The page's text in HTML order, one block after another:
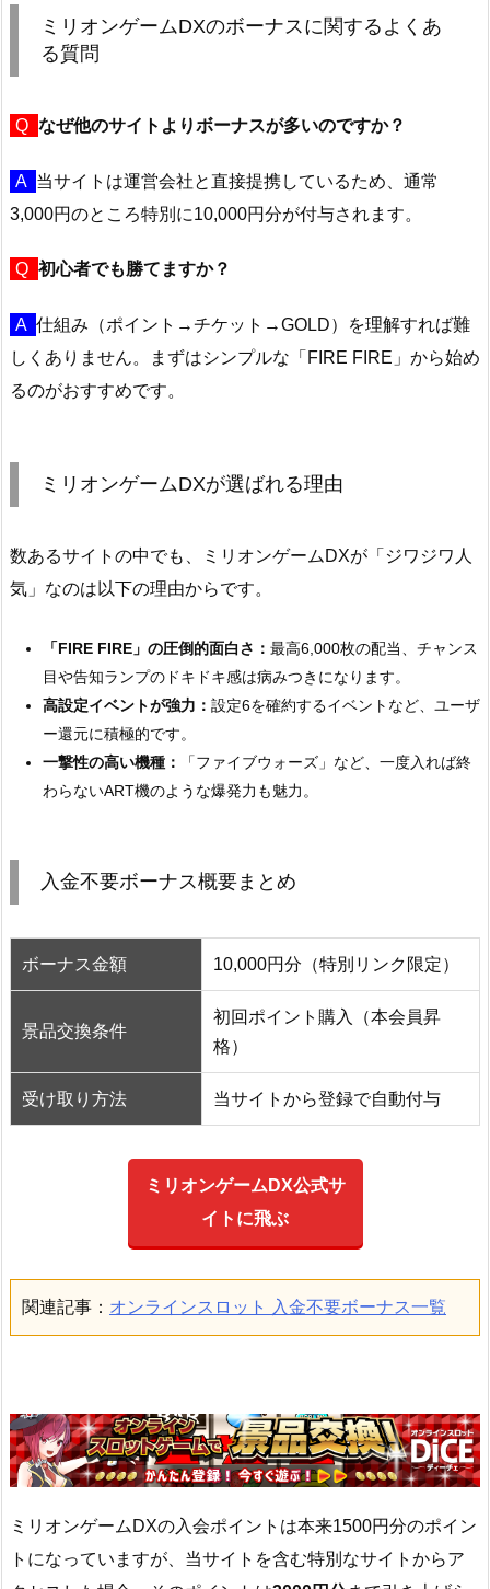
ミリオンゲームDXのボーナスに関するよくあ
る質問
Q なぜ他のサイトよりボーナスが多いのですか？
A 当サイトは運営会社と直接提携しているため、通常
3,000円のところ特別に10,000円分が付与されます。
Q 初心者でも勝てますか？
A 仕組み（ポイント→チケット→GOLD）を理解すれば難
しくありません。まずはシンプルな「FIRE FIRE」から始め
るのがおすすめです。
ミリオンゲームDXが選ばれる理由
数あるサイトの中でも、ミリオンゲームDXが「ジワジワ人
気」なのは以下の理由からです。
「FIRE FIRE」の圧倒的面白さ： 最高6,000枚の配当、チャンス
目や告知ランプのドキドキ感は病みつきになります。
高設定イベントが強力： 設定6を確約するイベントなど、ユーザ
ー還元に積極的です。
一撃性の高い機種：
「ファイブウォーズ」など、一度入れば終
わらないART機のような爆発力も魅力。
入金不要ボーナス概要まとめ
ボーナス金額 10,000円分（特別リンク限定）
景品交換条件
初回ポイント購入（本会員昇
格）
受け取り方法 当サイトから登録で自動付与
ミリオンゲームDX公式サ
イトに飛ぶ
関連記事： オンラインスロット 入金不要ボーナス一覧
ミリオンゲームDXの入会ポイントは本来1500円分のポイン
トになっていますが、当サイトを含む特別なサイトからア